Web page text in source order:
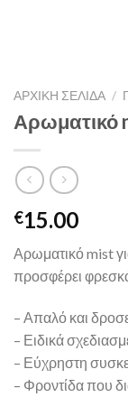
ΑΡΧΙΚΉ ΣΕΛΊΔΑ /
Αρωματικό
€15.00
Αρωματικό mist
προσφέρει
– Απαλό και
– Ειδικά
– Εύχρηστη
– Φροντίδα που